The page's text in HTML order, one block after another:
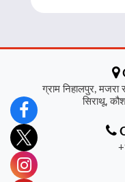
ग्राम निहालपुर,
सिराथू,